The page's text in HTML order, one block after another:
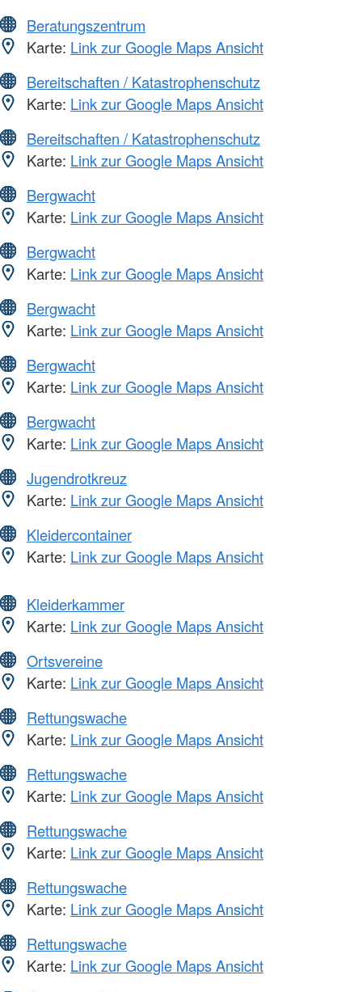
Beratungszentrum
Karte: Link zur Google Maps Ansicht
Bereitschaften / Katastrophenschutz
Karte: Link zur Google Maps Ansicht
Bereitschaften / Katastrophenschutz
Karte: Link zur Google Maps Ansicht
Bergwacht
Karte: Link zur Google Maps Ansicht
Bergwacht
Karte: Link zur Google Maps Ansicht
Bergwacht
Karte: Link zur Google Maps Ansicht
Bergwacht
Karte: Link zur Google Maps Ansicht
Bergwacht
Karte: Link zur Google Maps Ansicht
Jugendrotkreuz
Karte: Link zur Google Maps Ansicht
Kleidercontainer
Karte: Link zur Google Maps Ansicht
Kleiderkammer
Karte: Link zur Google Maps Ansicht
Ortsvereine
Karte: Link zur Google Maps Ansicht
Rettungswache
Karte: Link zur Google Maps Ansicht
Rettungswache
Karte: Link zur Google Maps Ansicht
Rettungswache
Karte: Link zur Google Maps Ansicht
Rettungswache
Karte: Link zur Google Maps Ansicht
Rettungswache
Karte: Link zur Google Maps Ansicht